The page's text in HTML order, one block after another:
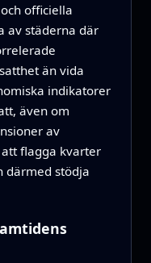
officiella
av städerna där
än vida
indikatorer
även om
av
flagga kvarter
därmed stödja